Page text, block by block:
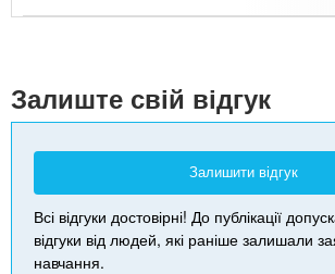
Залиште свій відгук
Залишити відгук
Всі відгуки достовірні! До публікації
відгуки від людей, які раніше залишали
навчання.